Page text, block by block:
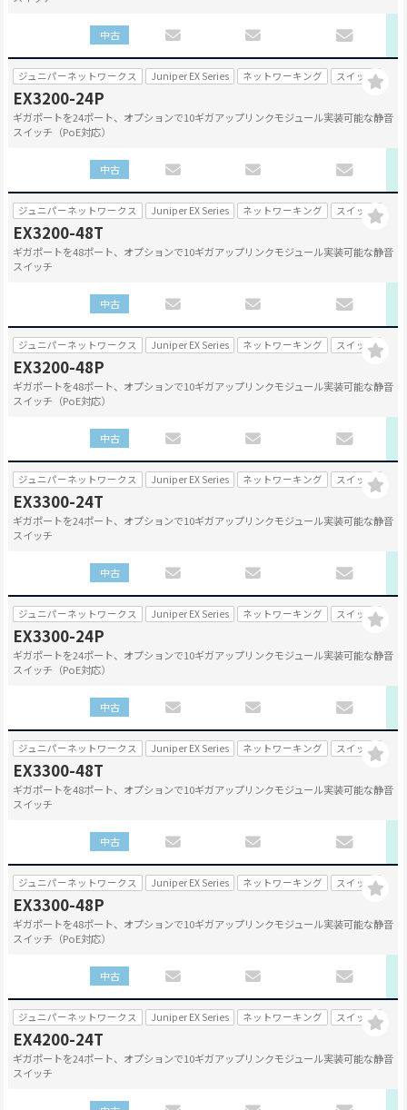
中古
ジュニパーネットワークス Juniper EX Series ネットワーキング スイッチ
EX3200-24P
ギガポートを24ポート、オプションで10ギガアップリンクモジュール実装可能な静音
スイッチ（PoE対応）
中古
ジュニパーネットワークス Juniper EX Series ネットワーキング スイッチ
EX3200-48T
ギガポートを48ポート、オプションで10ギガアップリンクモジュール実装可能な静音
スイッチ
中古
ジュニパーネットワークス Juniper EX Series ネットワーキング スイッチ
EX3200-48P
ギガポートを48ポート、オプションで10ギガアップリンクモジュール実装可能な静音
スイッチ（PoE対応）
中古
ジュニパーネットワークス Juniper EX Series ネットワーキング スイッチ
EX3300-24T
ギガポートを24ポート、オプションで10ギガアップリンクモジュール実装可能な静音
スイッチ
中古
ジュニパーネットワークス Juniper EX Series ネットワーキング スイッチ
EX3300-24P
ギガポートを24ポート、オプションで10ギガアップリンクモジュール実装可能な静音
スイッチ（PoE対応）
中古
ジュニパーネットワークス Juniper EX Series ネットワーキング スイッチ
EX3300-48T
ギガポートを48ポート、オプションで10ギガアップリンクモジュール実装可能な静音
スイッチ
中古
ジュニパーネットワークス Juniper EX Series ネットワーキング スイッチ
EX3300-48P
ギガポートを48ポート、オプションで10ギガアップリンクモジュール実装可能な静音
スイッチ（PoE対応）
中古
ジュニパーネットワークス Juniper EX Series ネットワーキング スイッチ
EX4200-24T
ギガポートを24ポート、オプションで10ギガアップリンクモジュール実装可能な静音
スイッチ